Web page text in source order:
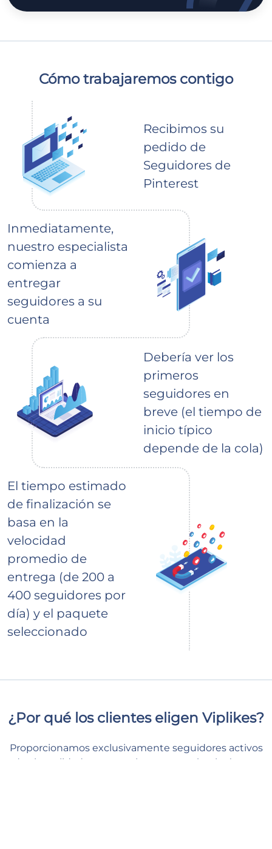
Cómo trabajaremos contigo
Recibimos su
pedido de
Seguidores de
Pinterest
Inmediatamente,
nuestro especialista
comienza a
entregar
seguidores a su
cuenta
Debería ver los
primeros
seguidores en
breve (el tiempo de
inicio típico
depende de la cola)
El tiempo estimado
de finalización se
basa en la
velocidad
promedio de
entrega (de 200 a
400 seguidores por
día) y el paquete
seleccionado
¿Por qué los clientes eligen Viplikes?
Proporcionamos exclusivamente seguidores activos
de alta calidad, que no solo aumentarán el número